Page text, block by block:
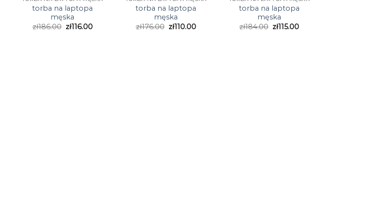
torba na laptopa
męska
zł186.00 zł116.00
torba na laptopa
męska
zł176.00 zł110.00
torba na laptopa
męska
zł184.00 zł115.00